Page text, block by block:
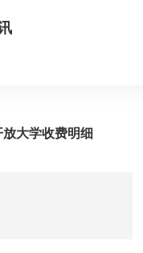
大学收费明细